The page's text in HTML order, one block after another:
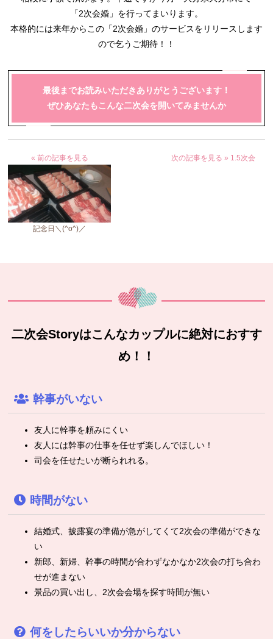
「2次会婚」を行ってまいります。
本格的には来年からこの「2次会婚」のサービスをリリースします
ので乞うご期待！！
最後までお読みいただきありがとうございます！
ぜひあなたもこんな二次会を開いてみませんか
« 前の記事を見る
記念日＼(^o^)／
次の記事を見る » 1.5次会
二次会Storyはこんなカップルに絶対におすす
め！！
幹事がいない
友人に幹事を頼みにくい
友人には幹事の仕事を任せず楽しんでほしい！
司会を任せたいが断られれる。
時間がない
結婚式、披露宴の準備が急がしてくて2次会の準備ができな
い
新郎、新婦、幹事の時間が合わずなかなか2次会の打ち合わ
せが進まない
景品の買い出し、2次会会場を探す時間が無い
何をしたらいいか分からない